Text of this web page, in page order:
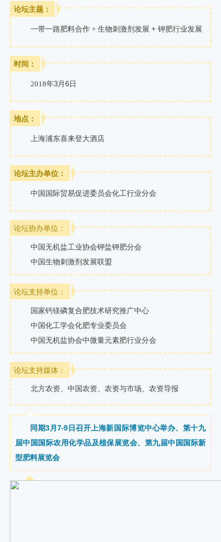
论坛主题：
一带一路肥料合作 + 生物刺激剂发展 + 钾肥行业发展
时间：
2018年3月 6日
地点：
上海浦东喜来登大酒店
论坛主办单位：
中国国际贸易促进委员会化工行业分会
论坛协办单位：
中国无机盐工业协会钾盐钾肥分会
中国生物刺激剂发展联盟
论坛支持单位：
国家钙镁磷复合肥技术研究推广中心
中国化工学会化肥专业委员会
中国无机盐协会中微量元素肥行业分会
论坛支持媒体：
北方农资、中国农资、农资与市场、农资导报
同期3月7-9日召开上海新国际博览中心举办、第十九
届中国国际农用化学品及植保展览会、第九届中国国际新
型肥料展览会